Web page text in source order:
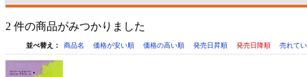
2 件の商品がみつかりました
並べ替え： 商品名 価格が安い順 価格の高い順 発売日昇順 発売日降順 売れて